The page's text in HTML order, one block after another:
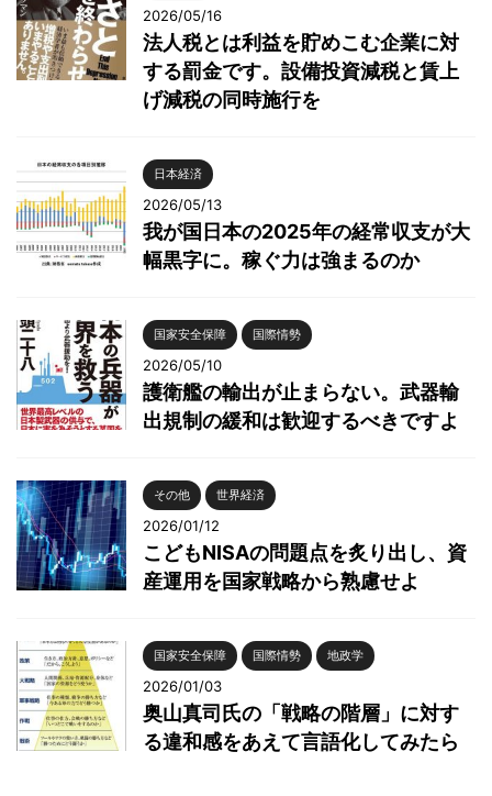
2026/05/16
法人税とは利益を貯めこむ企業に対
する罰金です。設備投資減税と賃上
げ減税の同時施行を
日本経済
2026/05/13
我が国日本の2025年の経常収支が大
幅黒字に。稼ぐ力は強まるのか
国家安全保障 国際情勢
2026/05/10
護衛艦の輸出が止まらない。武器輸
出規制の緩和は歓迎するべきですよ
その他 世界経済
2026/01/12
こどもNISAの問題点を炙り出し、資
産運用を国家戦略から熟慮せよ
国家安全保障 国際情勢 地政学
2026/01/03
奥山真司氏の「戦略の階層」に対す
る違和感をあえて言語化してみたら